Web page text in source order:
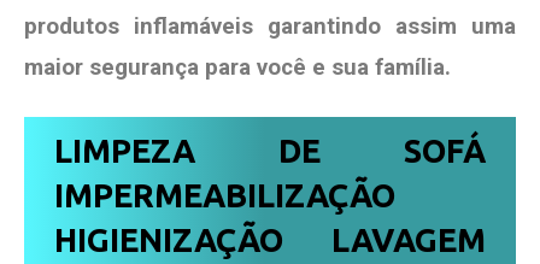
produtos inflamáveis garantindo assim uma
maior segurança para você e sua família.
LIMPEZA DE SOFÁ
IMPERMEABILIZAÇÃO
HIGIENIZAÇÃO LAVAGEM